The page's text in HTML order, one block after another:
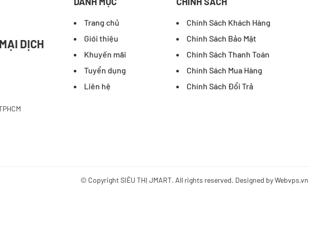
DỊCH
Trang chủ
Giới thiệu
Khuyến mãi
Tuyển dụng
Liên hệ
Chính Sách Khách Hàng
Chính Sách Bảo Mật
Chính Sách Thanh Toán
Chính Sách Mua Hàng
Chính Sách Đổi Trả
© CopyrightSIÊU THỊ JMART. All rights reserved. Designed byWebvps.vn